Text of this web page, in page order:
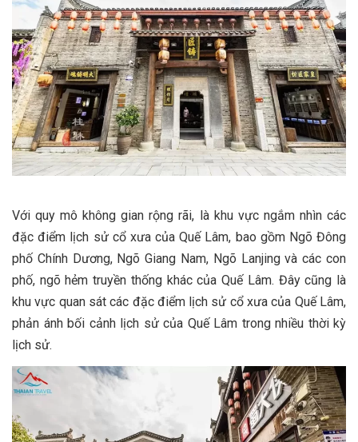
Với quy mô không gian rộng rãi, là khu vực ngắm nhìn các
đặc điểm lịch sử cổ xưa của Quế Lâm, bao gồm Ngõ Đông
phố Chính Dương, Ngõ Giang Nam, Ngõ Lanjing và các con
phố, ngõ hẻm truyền thống khác của Quế Lâm. Đây cũng là
khu vực quan sát các đặc điểm lịch sử cổ xưa của Quế Lâm,
phản ánh bối cảnh lịch sử của Quế Lâm trong nhiều thời kỳ
lịch sử.